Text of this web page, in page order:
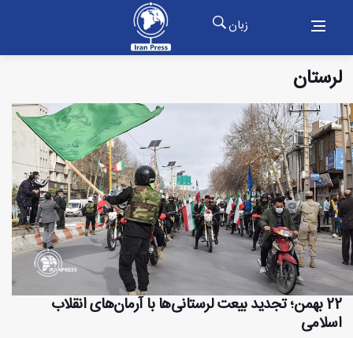
زبان
لرستان
22 بهمن؛ تجدید بیعت لرستانی‌ها با آرمان‌های انقلاب
اسلامی